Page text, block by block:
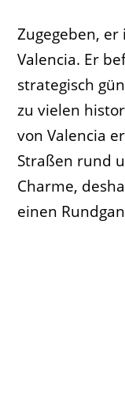
Zugegeben,
Valencia. Er
strategisch
zu vielen
von Valencia
Straßen rund
Charme,
einen